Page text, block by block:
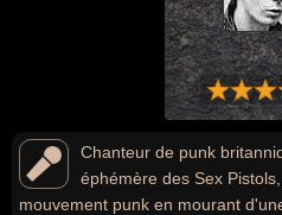
Chanteur de punk
éphémère des Sex
mouvement punk en mourant